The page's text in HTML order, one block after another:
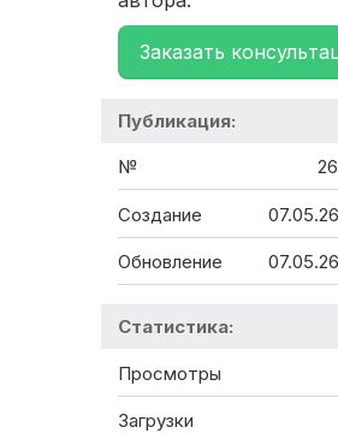
Заказать
Публикация:
№
Создание
Обновление
Статистика:
Просмотры
Загрузки